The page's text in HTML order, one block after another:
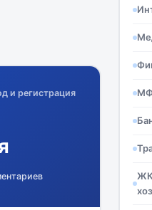
и регистрация